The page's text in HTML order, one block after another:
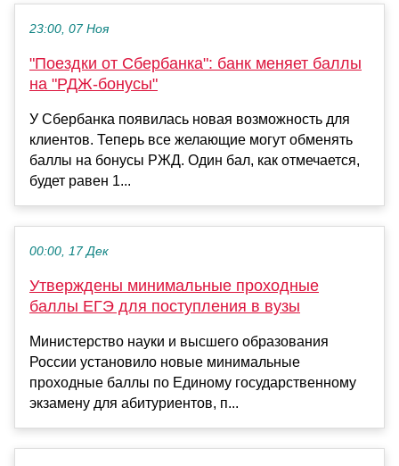
23:00, 07 Ноя
"Поездки от Сбербанка": банк меняет баллы
на "РДЖ-бонусы"
У Сбербанка появилась новая возможность для
клиентов. Теперь все желающие могут обменять
баллы на бонусы РЖД. Один бал, как отмечается,
будет равен 1...
00:00, 17 Дек
Утверждены минимальные проходные
баллы ЕГЭ для поступления в вузы
Министерство науки и высшего образования
России установило новые минимальные
проходные баллы по Единому государственному
экзамену для абитуриентов, п...